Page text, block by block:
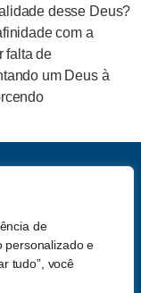
de
personalizado e
tudo”, você
desse Deus?
com a
falta de
um Deus à
13
LTDA